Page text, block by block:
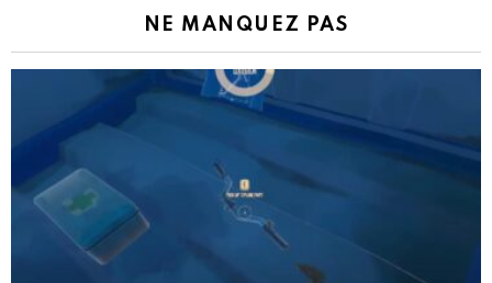
NE MANQUEZ PAS